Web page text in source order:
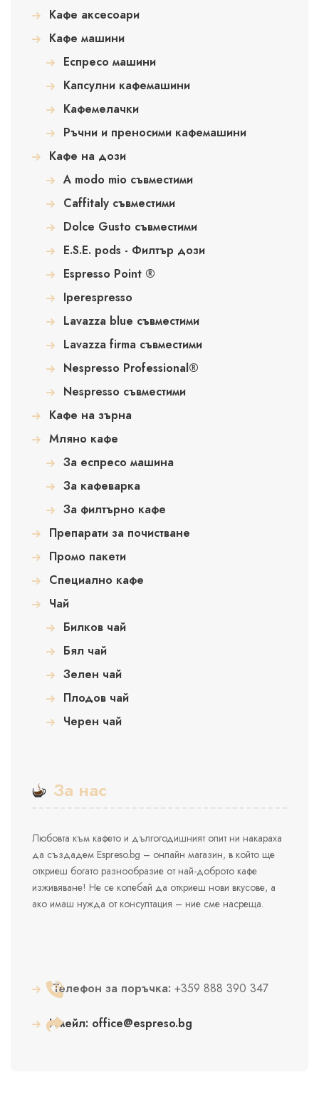
Кафе аксесоари
Кафе машини
Еспресо машини
Капсулни кафемашини
Кафемелачки
Ръчни и преносими кафемашини
Кафе на дози
A modo mio съвместими
Caffitaly съвместими
Dolce Gusto съвместими
E.S.E. pods - Филтър дози
Espresso Point ®
Iperespresso
Lavazza blue съвместими
Lavazza firma съвместими
Nespresso Professional®
Nespresso съвместими
Кафе на зърна
Мляно кафе
За еспресо машина
За кафеварка
За филтърно кафе
Препарати за почистване
Промо пакети
Специално кафе
Чай
Билков чай
Бял чай
Зелен чай
Плодов чай
Черен чай
За нас
Любовта към кафето и дългогодишният опит ни накараха
да създадем Espreso.bg – онлайн магазин, в който ще
откриеш богато разнообразие от най-доброто кафе
изживяване! Не се колебай да откриеш нови вкусове, а
ако имаш нужда от консултация – ние сме насреща.
Телефон за поръчка: +359 888 390 347
Имейл: office@espreso.bg